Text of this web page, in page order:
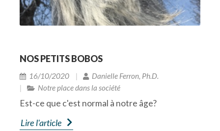
NOS PETITS BOBOS
16/10/2020
Danielle Ferron, Ph.D.
Notre place dans la société
Est-ce que c'est normal à notre âge?
Lire l'article